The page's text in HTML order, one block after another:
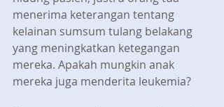
menerima keterangan tentang
kelainan sumsum tulang belakang
yang meningkatkan ketegangan
mereka. Apakah mungkin anak
mereka juga menderita leukemia?